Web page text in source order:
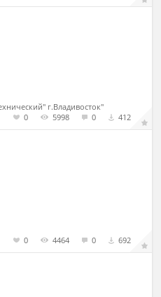
г.Владивосток"
0
5998 0 412
0 4464 0 692